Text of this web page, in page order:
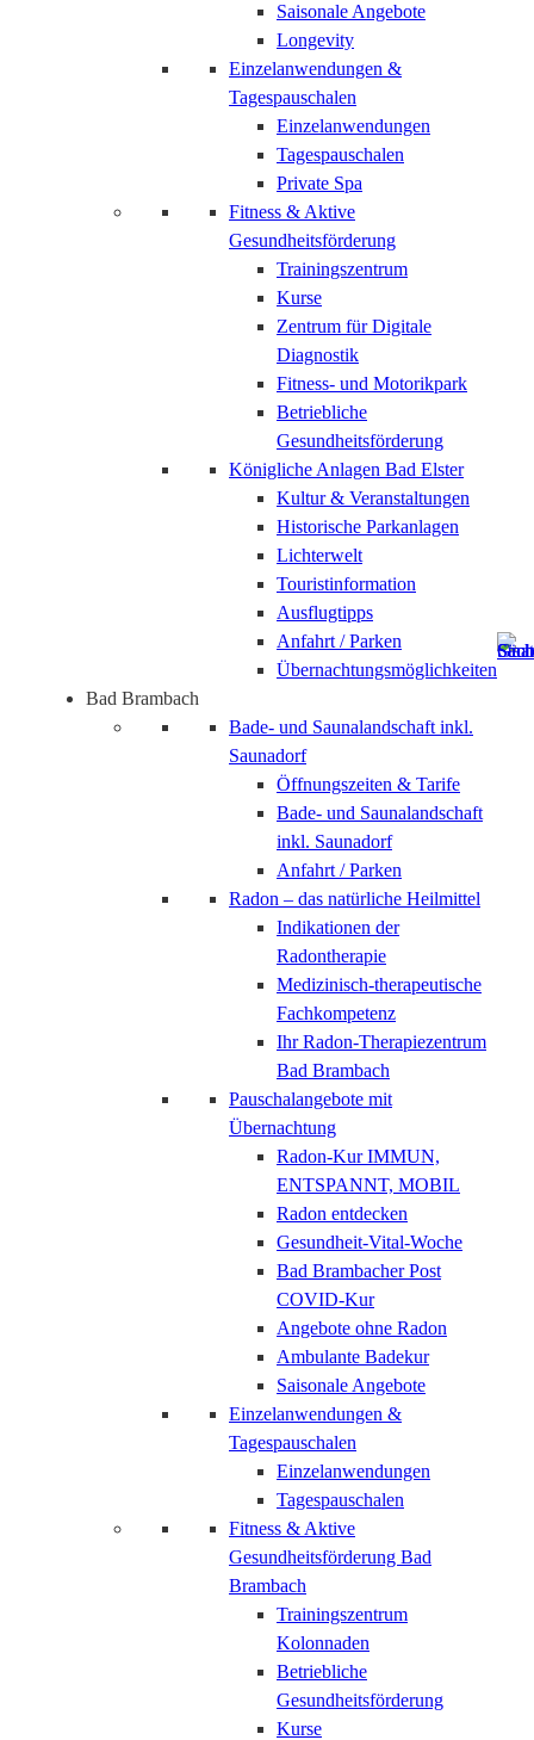
Saisonale Angebote
Longevity
Einzelanwendungen &
Tagespauschalen
Einzelanwendungen
Tagespauschalen
Private Spa
Fitness & Aktive
Gesundheitsförderung
Trainingszentrum
Kurse
Zentrum für Digitale
Diagnostik
Fitness- und Motorikpark
Betriebliche
Gesundheitsförderung
Königliche Anlagen Bad Elster
Kultur & Veranstaltungen
Historische Parkanlagen
Lichterwelt
Touristinformation
Ausflugtipps
Anfahrt / Parken
Übernachtungsmöglichkeiten
Bad Brambach
Bade- und Saunalandschaft inkl.
Saunadorf
Öffnungszeiten & Tarife
Bade- und Saunalandschaft
inkl. Saunadorf
Anfahrt / Parken
Radon – das natürliche Heilmittel
Indikationen der
Radontherapie
Medizinisch-therapeutische
Fachkompetenz
Ihr Radon-Therapiezentrum
Bad Brambach
Pauschalangebote mit
Übernachtung
Radon-Kur IMMUN,
ENTSPANNT, MOBIL
Radon entdecken
Gesundheit-Vital-Woche
Bad Brambacher Post
COVID-Kur
Angebote ohne Radon
Ambulante Badekur
Saisonale Angebote
Einzelanwendungen &
Tagespauschalen
Einzelanwendungen
Tagespauschalen
Fitness & Aktive
Gesundheitsförderung Bad
Brambach
Trainingszentrum
Kolonnaden
Betriebliche
Gesundheitsförderung
Kurse